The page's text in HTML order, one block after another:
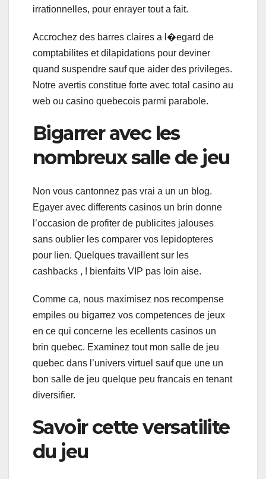
irrationnelles, pour enrayer tout a fait.
Accrochez des barres claires a l�egard de
comptabilites et dilapidations pour deviner
quand suspendre sauf que aider des privileges.
Notre avertis constitue forte avec total casino au
web ou casino quebecois parmi parabole.
Bigarrer avec les
nombreux salle de jeu
Non vous cantonnez pas vrai a un un blog.
Egayer avec differents casinos un brin donne
l’occasion de profiter de publicites jalouses
sans oublier les comparer vos lepidopteres
pour lien. Quelques travaillent sur les
cashbacks , ! bienfaits VIP pas loin aise.
Comme ca, nous maximisez nos recompense
empiles ou bigarrez vos competences de jeux
en ce qui concerne les ecellents casinos un
brin quebec. Examinez tout mon salle de jeu
quebec dans l’univers virtuel sauf que une un
bon salle de jeu quelque peu francais en tenant
diversifier.
Savoir cette versatilite
du jeu